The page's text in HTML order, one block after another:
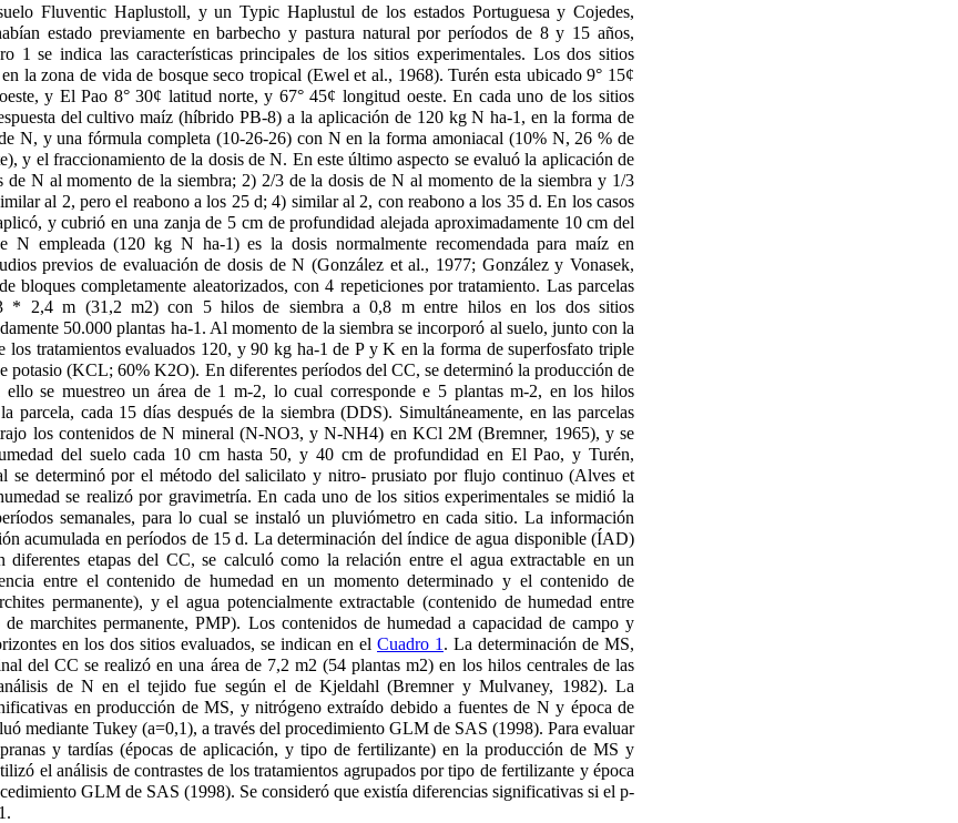
Fluventic Haplustoll, y un Typic Haplustul de los estados Portuguesa y Cojedes,
estado previamente en barbecho y pastura natural por períodos de 8 y 15 años,
1 se indica las características principales de los sitios experimentales. Los dos sitios
la zona de vida de bosque seco tropical (Ewel et al., 1968). Turén esta ubicado 9° 15¢
y El Pao 8° 30¢ latitud norte, y 67° 45¢ longitud oeste. En cada uno de los sitios
del cultivo maíz (híbrido PB-8) a la aplicación de 120 kg N ha-1, en la forma de
N, y una fórmula completa (10-26-26) con N en la forma amoniacal (10% N, 26 % de
y el fraccionamiento de la dosis de N. En este último aspecto se evaluó la aplicación de
de N al momento de la siembra; 2) 2/3 de la dosis de N al momento de la siembra y 1/3
al 2, pero el reabono a los 25 d; 4) similar al 2, con reabono a los 35 d. En los casos
y cubrió en una zanja de 5 cm de profundidad alejada aproximadamente 10 cm del
N empleada (120 kg N ha-1) es la dosis normalmente recomendada para maíz en
previos de evaluación de dosis de N (González et al., 1977; González y Vonasek,
bloques completamente aleatorizados, con 4 repeticiones por tratamiento. Las parcelas
* 2,4 m (31,2 m2) con 5 hilos de siembra a 0,8 m entre hilos en los dos sitios
50.000 plantas ha-1. Al momento de la siembra se incorporó al suelo, junto con la
los tratamientos evaluados 120, y 90 kg ha-1 de P y K en la forma de superfosfato triple
potasio (KCL; 60% K2O). En diferentes períodos del CC, se determinó la producción de
se muestreo un área de 1 m-2, lo cual corresponde e 5 plantas m-2, en los hilos
parcela, cada 15 días después de la siembra (DDS). Simultáneamente, en las parcelas
los contenidos de N mineral (N-NO3, y N-NH4) en KCl 2M (Bremner, 1965), y se
del suelo cada 10 cm hasta 50, y 40 cm de profundidad en El Pao, y Turén,
se determinó por el método del salicilato y nitro- prusiato por flujo continuo (Alves et
se realizó por gravimetría. En cada uno de los sitios experimentales se midió la
semanales, para lo cual se instaló un pluviómetro en cada sitio. La información
acumulada en períodos de 15 d. La determinación del índice de agua disponible (ÍAD)
diferentes etapas del CC, se calculó como la relación entre el agua extractable en un
entre el contenido de humedad en un momento determinado y el contenido de
permanente), y el agua potencialmente extractable (contenido de humedad entre
marchites permanente, PMP). Los contenidos de humedad a capacidad de campo y
en los dos sitios evaluados, se indican en el Cuadro 1 . La determinación de MS,
del CC se realizó en una área de 7,2 m2 (54 plantas m2) en los hilos centrales de las
de N en el tejido fue según el de Kjeldahl (Bremner y Mulvaney, 1982). La
en producción de MS, y nitrógeno extraído debido a fuentes de N y época de
mediante Tukey (a=0,1), a través del procedimiento GLM de SAS (1998). Para evaluar
y tardías (épocas de aplicación, y tipo de fertilizante) en la producción de MS y
el análisis de contrastes de los tratamientos agrupados por tipo de fertilizante y época
GLM de SAS (1998). Se consideró que existía diferencias significativas si el p-